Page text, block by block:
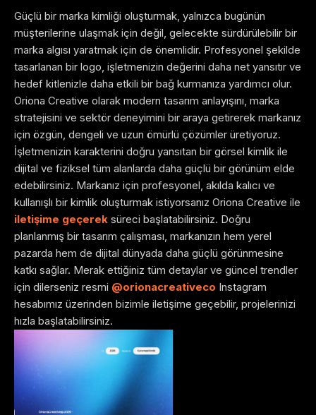
Güçlü bir marka kimliği oluşturmak, yalnızca bugünün
müşterilerine ulaşmak için değil, gelecekte sürdürülebilir bir
marka algısı yaratmak için de önemlidir. Profesyonel şekilde
tasarlanan bir logo, işletmenizin değerini daha net yansıtır ve
hedef kitlenizle daha etkili bir bağ kurmanıza yardımcı olur.
Oriona Creative olarak modern tasarım anlayışını, marka
stratejisini ve sektör deneyimini bir araya getirerek markanız
için özgün, dengeli ve uzun ömürlü çözümler üretiyoruz.
İşletmenizin karakterini doğru yansıtan bir görsel kimlik ile
dijital ve fiziksel tüm alanlarda daha güçlü bir görünüm elde
edebilirsiniz. Markanız için profesyonel, akılda kalıcı ve
kullanışlı bir kimlik oluşturmak istiyorsanız Oriona Creative ile
iletişime geçerek süreci başlatabilirsiniz. Doğru
planlanmış bir tasarım çalışması, markanızın hem yerel
pazarda hem de dijital dünyada daha güçlü görünmesine
katkı sağlar. Merak ettiğiniz tüm detaylar ve güncel trendler
için dilerseniz resmi @orionacreativeco Instagram
hesabımız üzerinden bizimle iletişime geçebilir, projelerinizi
hızla başlatabilirsiniz.